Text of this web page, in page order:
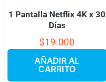
1 Pantalla Netflix 4K x 30
Días
$19.000
AÑADIR AL
CARRITO